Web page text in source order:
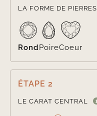
LA FORME DE PIERRES
Rond PoireCoeur
ÉTAPE 2
LE CARAT CENTRAL